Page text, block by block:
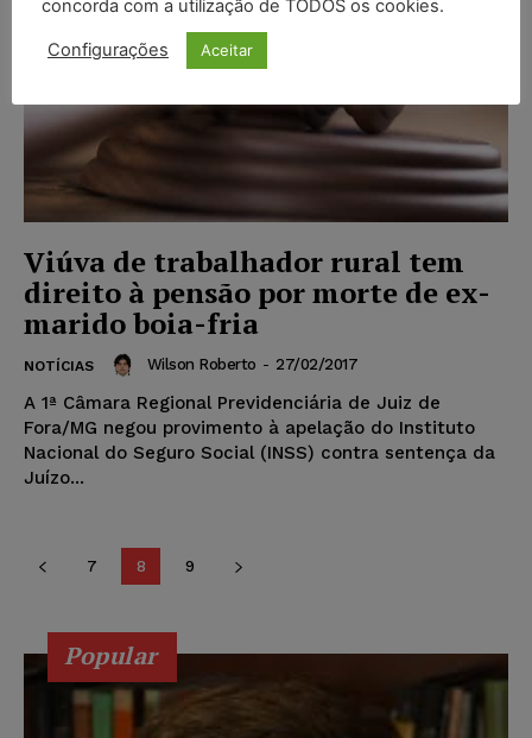
Viúva de trabalhador rural tem
direito à pensão por morte de ex-
marido boia-fria
NOTÍCIAS Wilson Roberto - 27/02/2017
A 1ª Câmara Regional Previdenciária de Juiz de
Fora/MG negou provimento à apelação do Instituto
Nacional do Seguro Social (INSS) contra sentença da
Juízo...
7 8 9
Popular
concorda com a utilização de TODOS os cookies.
Configurações Aceitar